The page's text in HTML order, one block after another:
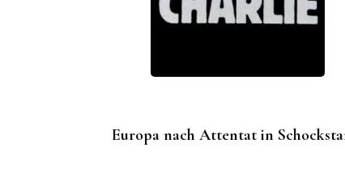
Europa nach Attentat in